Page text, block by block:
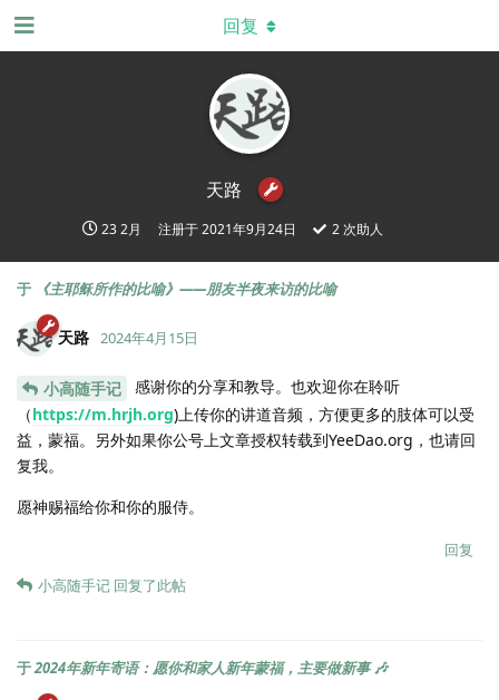
天路
23 2月 注册于2021年9月24日 2 次助人
回复
于 《主耶稣所作的比喻》——朋友半夜来访的比喻
天路 2024年4月15日
小高随手记
感谢你的分享和教导。也欢迎你在聆听
（https://m.hrjh.org)上传你的讲道音频，方便更多的肢体可以受
益，蒙福。另外如果你公号上文章授权转载到YeeDao.org，也请回
复我。
愿神赐福给你和你的服侍。
回复
小高随手记 回复了此帖
于2024年新年寄语：愿你和家人新年蒙福，主要做新事 🎶